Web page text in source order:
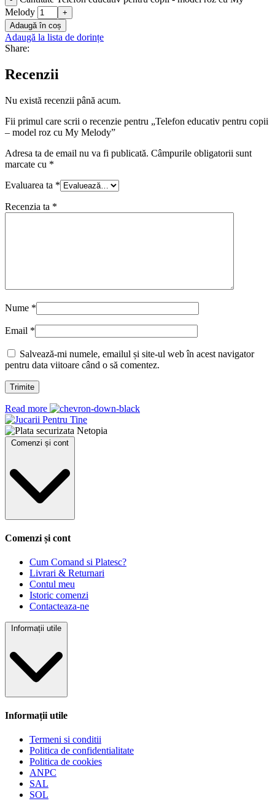
Melody
+
Adaugă în coș
Adaugă la lista de dorințe
Share:
Recenzii
Nu există recenzii până acum.
Fii primul care scrii o recenzie pentru „Telefon educativ pentru copii
– model roz cu My Melody”
Adresa ta de email nu va fi publicată. Câmpurile obligatorii sunt
marcate cu *
Evaluarea ta *
Recenzia ta *
Nume *
Email *
Salvează-mi numele, emailul și site-ul web în acest navigator
pentru data viitoare când o să comentez.
Read more
Comenzi și cont
Comenzi și cont
Cum Comand si Platesc?
Livrari & Returnari
Contul meu
Istoric comenzi
Contacteaza-ne
Informații utile
Informații utile
Termeni si conditii
Politica de confidentialitate
Politica de cookies
ANPC
SAL
SOL